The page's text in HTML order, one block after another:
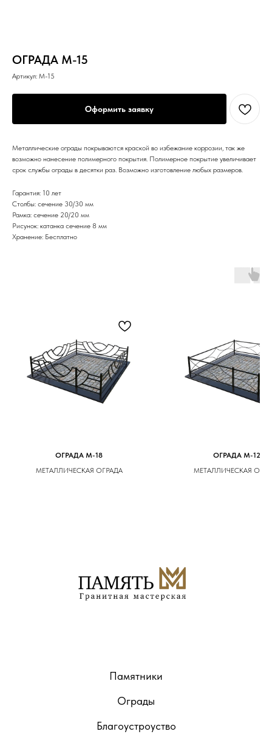
ОГРАДА M-15
Артикул: M-15
Оформить заявку
Металлические ограды покрываются краской во избежание коррозии, так же
возможно нанесение полимерного покрытия. Полимерное покрытие увеличивает
срок службы ограды в десятки раз. Возможно изготовление любых размеров.
Гарантия: 10 лет
Столбы: сечение 30/30 мм
Рамка: сечение 20/20 мм
Рисунок: катанка сечение 8 мм
Хранение: Бесплатно
ОГРАДА M-18
МЕТАЛЛИЧЕСКАЯ ОГРАДА
ОГРАДА M-12
МЕТАЛЛИЧЕСКАЯ
Памятники
Ограды
Благоустроуство